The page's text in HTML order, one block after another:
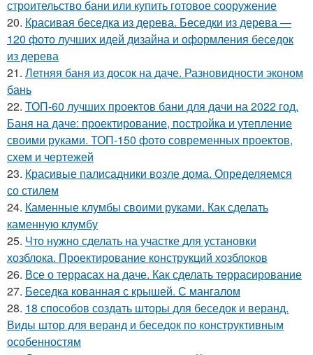
строительство бани или купить готовое сооружение
20. Красивая беседка из дерева. Беседки из дерева —
120 фото лучших идей дизайна и оформления беседок
из дерева
21. Летняя баня из досок на даче. Разновидности эконом
бань
22. ТОП-60 лучших проектов бани для дачи на 2022 год.
Баня на даче: проектирование, постройка и утепление
своими руками. ТОП-150 фото современных проектов,
схем и чертежей
23. Красивые палисадники возле дома. Определяемся
со стилем
24. Каменные клумбы своими руками. Как сделать
каменную клумбу
25. Что нужно сделать на участке для установки
хозблока. Проектирование конструкций хозблоков
26. Все о террасах на даче. Как сделать террасирование
27. Беседка кованная с крышей. С мангалом
28. 18 способов создать шторы для беседок и веранд.
Виды штор для веранд и беседок по конструктивным
особенностям